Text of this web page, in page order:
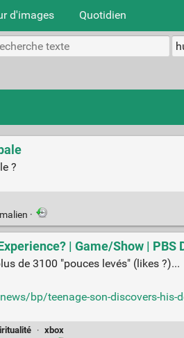
d'images Quotidien
?
·
| Game/Show | PBS
de 3100 "pouces levés" (likes ?)...
bp/teenage-son-discovers-his-
· xbox